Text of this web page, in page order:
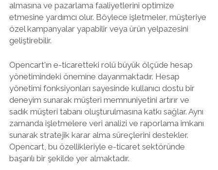
almasına ve pazarlama faaliyetlerini optimize
etmesine yardımcı olur. Böylece işletmeler, müşteriye
özel kampanyalar yapabilir veya ürün yelpazesini
geliştirebilir.
Opencart'ın e-ticaretteki rolü büyük ölçüde hesap
yönetimindeki önemine dayanmaktadır. Hesap
yönetimi fonksiyonları sayesinde kullanıcı dostu bir
deneyim sunarak müşteri memnuniyetini artırır ve
sadık müşteri tabanı oluşturulmasına katkı sağlar. Aynı
zamanda işletmelere veri analizi ve raporlama imkanı
sunarak stratejik karar alma süreçlerini destekler.
Opencart, bu özellikleriyle e-ticaret sektöründe
başarılı bir şekilde yer almaktadır.